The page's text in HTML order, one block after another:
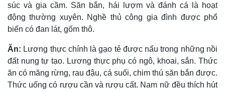
súc và gia cầm. Săn bắn, hái lượm và đánh cá là hoạt
động thường xuyên. Nghề thủ công gia đình được phổ
biến có đan lát, gốm thô.
Ăn: Lương thực chính là gạo tẻ được nấu trong những nồi
đất nung tự tạo. Lương thực phụ có ngô, khoai, sắn. Thức
ăn có măng rừng, rau đậu, cá suối, chim thú săn bắn được.
Thức uống có rượu cần và rượu cất. Nam nữ đều thích hút